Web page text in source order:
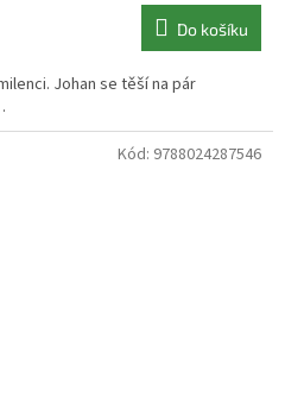
Do košíku
Johan se těší na pár
Kód: 9788024287546